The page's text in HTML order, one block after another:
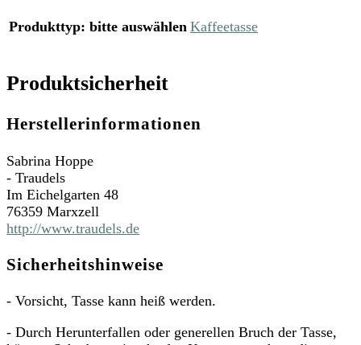
Produkttyp: bitte auswählen Kaffeetasse
Produktsicherheit
Herstellerinformationen
Sabrina Hoppe
- Traudels
Im Eichelgarten 48
76359 Marxzell
http://www.traudels.de
Sicherheitshinweise
- Vorsicht, Tasse kann heiß werden.
- Durch Herunterfallen oder generellen Bruch der Tasse,